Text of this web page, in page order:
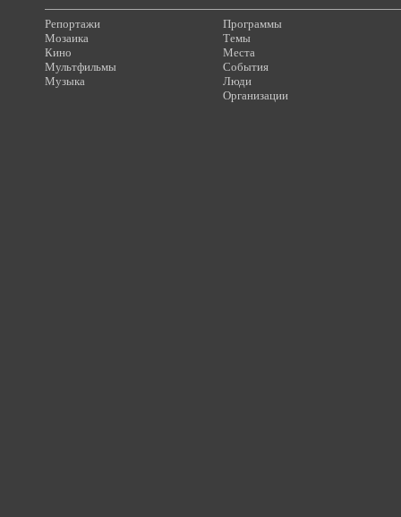
Репортажи
Мозаика
Кино
Мультфильмы
Музыка
Программы
Темы
Места
События
Люди
Организации